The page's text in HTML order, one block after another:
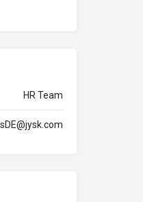
HR Team